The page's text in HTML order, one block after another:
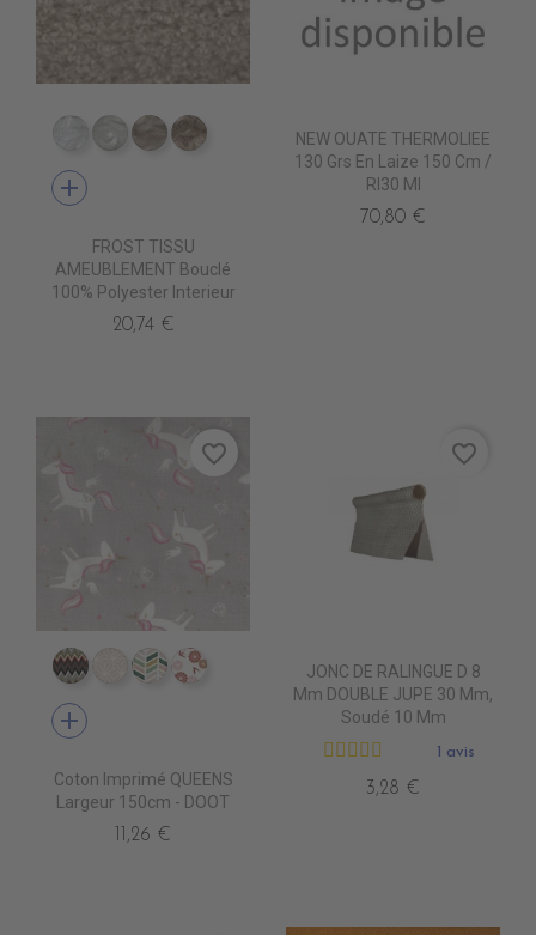
TA5300 BLANC
TA5301 CREME
TA5302 LIN
TA5303 BEIGE
add
FROST TISSU
AMEUBLEMENT Bouclé
100% Polyester Interieur
20,74 €
NEW OUATE THERMOLIEE
130 Grs En Laize 150 Cm /
Rl30 Ml
70,80 €
CI0007 EDALI
CI0011 CASUAL BEIGE
CI0017 FULHAM
CI0018 NOSHIRO
add
Coton Imprimé QUEENS
Largeur 150cm - DOOT
11,26 €
favorite_border
JONC DE RALINGUE D 8
Mm DOUBLE JUPE 30 Mm,
Soudé 10 Mm
1 avis
3,28 €
favorite_border